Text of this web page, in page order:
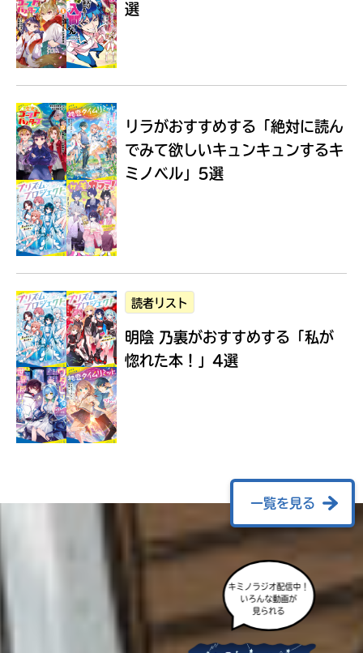
Loading...
選
リラがおすすめする 「絶対に読ん
でみて欲しいキュンキュンするキ
ミノベル」5選
読者リスト
明陰 乃裏がおすすめする 「私が
惚れた本！」4選
一覧を見る
キミノラジオ配信中！
いろんな動画が
見られる
に
エ
も
度
み